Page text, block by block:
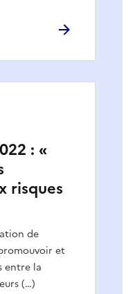
: «
risques
de
et
entre la
(…)